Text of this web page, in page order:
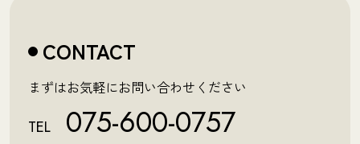
CONTACT
まずはお気軽にお問い合わせください
TEL 075-600-0757